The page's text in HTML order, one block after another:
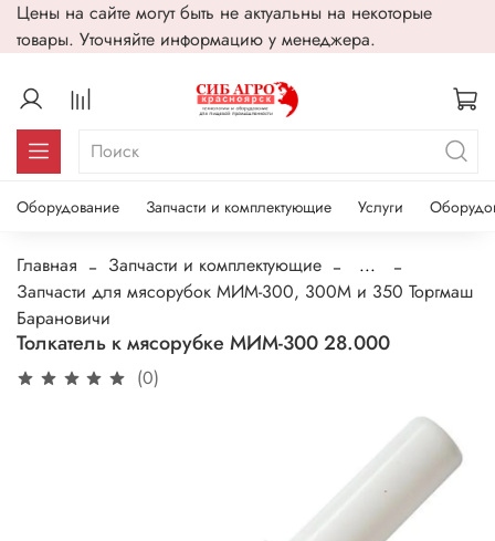
Цены на сайте могут быть не актуальны на некоторые
товары. Уточняйте информацию у менеджера.
Оборудование Запчасти и комплектующие Услуги
Главная Запчасти и комплектующие
...
Запчасти для мясорубок МИМ-300, 300М и 350 Торгмаш
Барановичи
Толкатель к мясорубке МИМ-300 28.000
(0)